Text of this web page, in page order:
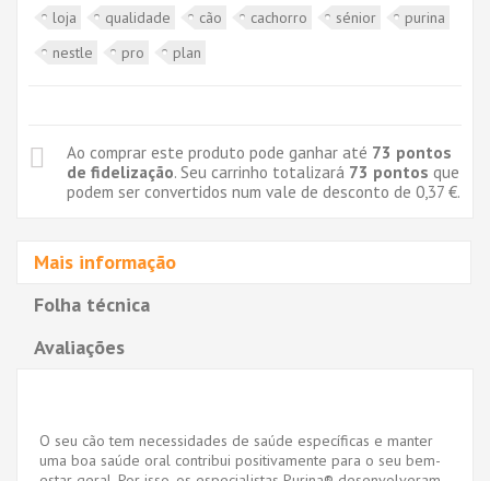
loja
qualidade cão cachorro sénior
purina
nestle
pro plan
Ao comprar este produto pode ganhar até 73 pontos
de fidelização. Seu carrinho totalizará 73 pontos que
podem ser convertidos num vale de desconto de 0,37 €.
Mais informação
Folha técnica
Avaliações
O seu cão tem necessidades de saúde específicas e manter
uma boa saúde oral contribui positivamente para o seu bem-